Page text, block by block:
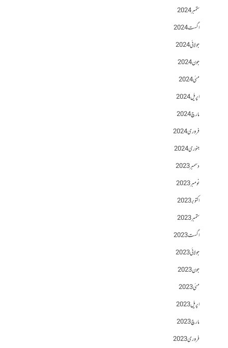
ستمبر 2024
اگست 2024
جولائی 2024
جون 2024
مئی 2024
اپریل 2024
مارچ 2024
فروری 2024
جنوری 2024
دسمبر 2023
نومبر 2023
اکتوبر 2023
ستمبر 2023
اگست 2023
جولائی 2023
جون 2023
مئی 2023
اپریل 2023
مارچ 2023
فروری 2023